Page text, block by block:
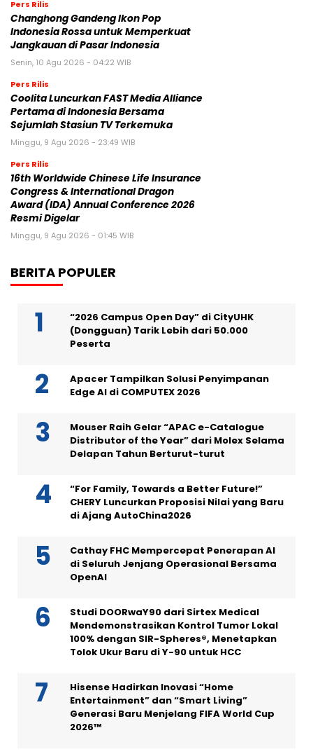
Pers Rilis
Changhong Gandeng Ikon Pop
Indonesia Rossa untuk Memperkuat
Jangkauan di Pasar Indonesia
Senin, 10 Agu 2026 - 04:22 WIB
Pers Rilis
Coolita Luncurkan FAST Media Alliance
Pertama di Indonesia Bersama
Sejumlah Stasiun TV Terkemuka
Minggu, 9 Agu 2026 - 23:49 WIB
Pers Rilis
16th Worldwide Chinese Life Insurance
Congress & International Dragon
Award (IDA) Annual Conference 2026
Resmi Digelar
Minggu, 9 Agu 2026 - 01:45 WIB
BERITA POPULER
“2026 Campus Open Day” di CityUHK
(Dongguan) Tarik Lebih dari 50.000
Peserta
Apacer Tampilkan Solusi Penyimpanan
Edge AI di COMPUTEX 2026
Mouser Raih Gelar “APAC e-Catalogue
Distributor of the Year” dari Molex Selama
Delapan Tahun Berturut-turut
“For Family, Towards a Better Future!”
CHERY Luncurkan Proposisi Nilai yang Baru
di Ajang AutoChina2026
Cathay FHC Mempercepat Penerapan AI
di Seluruh Jenjang Operasional Bersama
OpenAI
Studi DOORwaY90 dari Sirtex Medical
Mendemonstrasikan Kontrol Tumor Lokal
100% dengan SIR-Spheres®, Menetapkan
Tolok Ukur Baru di Y-90 untuk HCC
Hisense Hadirkan Inovasi “Home
Entertainment” dan “Smart Living”
Generasi Baru Menjelang FIFA World Cup
2026™